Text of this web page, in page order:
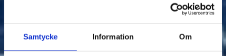
Samtycke Information Om